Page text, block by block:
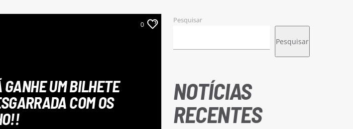
0
UM BILHETE
COM OS
Pesquisar
Pesquisar
NOTÍCIAS
RECENTES